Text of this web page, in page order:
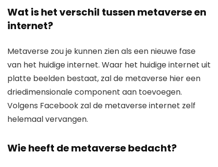
Wat is het verschil tussen metaverse en
internet?
Metaverse zou je kunnen zien als een nieuwe fase
van het huidige internet. Waar het huidige internet uit
platte beelden bestaat, zal de metaverse hier een
driedimensionale component aan toevoegen.
Volgens Facebook zal de metaverse internet zelf
helemaal vervangen.
Wie heeft de metaverse bedacht?